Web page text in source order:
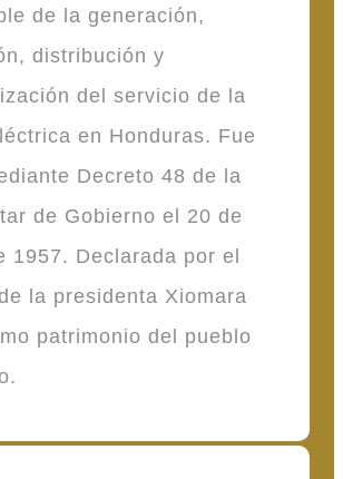
de la generación,
distribución y
del servicio de la
en Honduras. Fue
Decreto 48 de la
de Gobierno el 20 de
1957. Declarada por el
la presidenta Xiomara
patrimonio del pueblo